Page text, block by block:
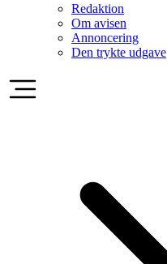
Redaktion
Om avisen
Annoncering
Den trykte udgave